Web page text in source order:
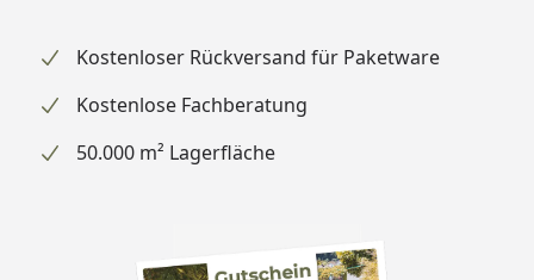
Kostenloser Rückversand für Paketware
Kostenlose Fachberatung
50.000 m² Lagerfläche